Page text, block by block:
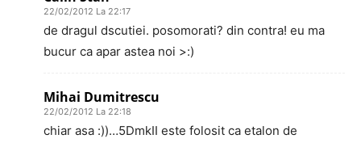
22/02/2012 La 22:17
de dragul dscutiei. posomorati? din contra! eu ma
bucur ca apar astea noi >:)
Mihai Dumitrescu
22/02/2012 La 22:18
chiar asa :))…5DmkII este folosit ca etalon de